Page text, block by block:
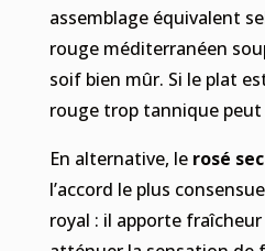
assemblage équivalent
rouge méditerranéen
soif bien mûr. Si le plat
rouge trop tannique
En alternative, le rosé sec
l’accord le plus
royal : il apporte